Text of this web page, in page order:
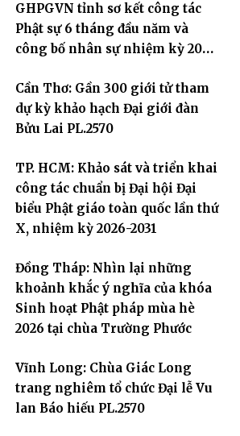
GHPGVN tỉnh sơ kết công tác
Phật sự 6 tháng đầu năm và
công bố nhân sự nhiệm kỳ 2026
Cần Thơ: Gần 300 giới tử tham
dự kỳ khảo hạch Đại giới đàn
Bửu Lai PL.2570
TP. HCM: Khảo sát và triển khai
công tác chuẩn bị Đại hội Đại
biểu Phật giáo toàn quốc lần thứ
X, nhiệm kỳ 2026-2031
Đồng Tháp: Nhìn lại những
khoảnh khắc ý nghĩa của khóa
Sinh hoạt Phật pháp mùa hè
2026 tại chùa Trường Phước
Vĩnh Long: Chùa Giác Long
trang nghiêm tổ chức Đại lễ Vu
lan Báo hiếu PL.2570